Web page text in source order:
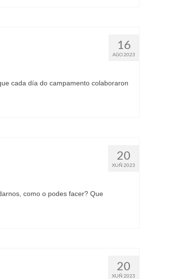
16
AGO 2023
cada día do campamento colaboraron
20
XUÑ 2023
como o podes facer? Que
20
XUÑ 2023